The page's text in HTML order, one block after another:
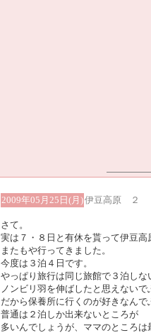
2009年05月25日(月)伊豆高原 ２
さて。
実は７・８日と有休を貰って伊豆高
またもや行ってきました。
今度は３泊４日です。
やっぱり旅行は同じ旅館で３泊しな
ノンビリ羽を伸ばしたと思えないで
だから保養所に行くのが好きなんで
普通は２泊しか出来ないところが
多いんでしょうが、ママのところは